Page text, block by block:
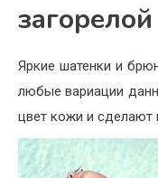
Яркие шатенки и
любые вариации
цвет кожи и сделают